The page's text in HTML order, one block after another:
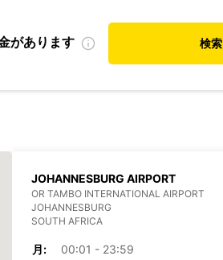
があります 検索
JOHANNESBURG AIRPORT
OR TAMBO INTERNATIONAL AIRPORT
JOHANNESBURG
SOUTH AFRICA
月:
00:01 - 23:59